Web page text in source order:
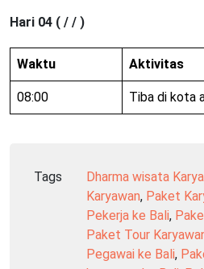
Hari 04 ( / / )
Waktu Aktivitas
08:00 Tiba di kota
Tags Dharma wisata
Karyawan, Paket
Pekerja ke Bali,
Paket Tour
Pegawai ke Bali,